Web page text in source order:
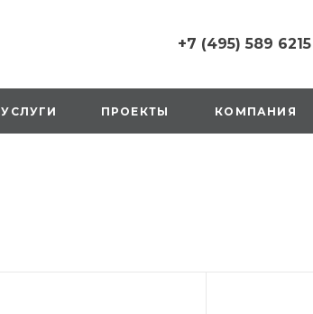
+7 (495) 589 6215
+7 (495) 589 6215
г. Москва, Русаковская
ул., д.1, вход с улицы со
стороны ТТК
УСЛУГИ ПРОЕКТЫ КОМПАНИЯ